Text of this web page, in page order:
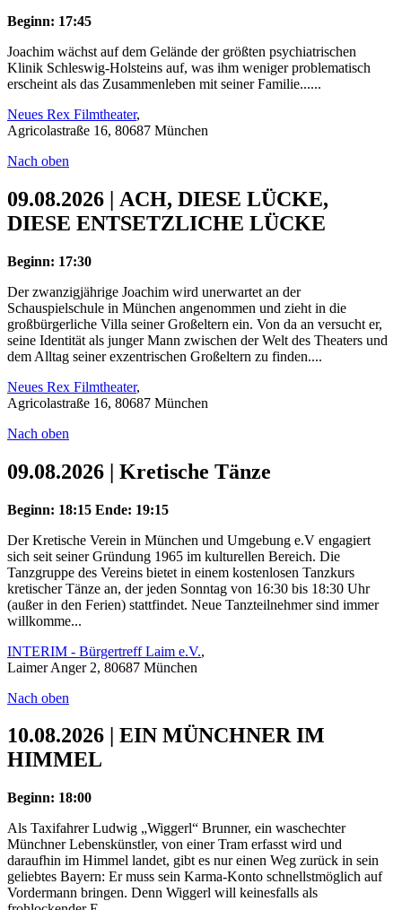
Beginn: 17:45
Joachim wächst auf dem Gelände der größten psychiatrischen
Klinik Schleswig-Holsteins auf, was ihm weniger problematisch
erscheint als das Zusammenleben mit seiner Familie......
Neues Rex Filmtheater,
Agricolastraße 16, 80687 München
Nach oben
09.08.2026 | ACH, DIESE LÜCKE,
DIESE ENTSETZLICHE LÜCKE
Beginn: 17:30
Der zwanzigjährige Joachim wird unerwartet an der
Schauspielschule in München angenommen und zieht in die
großbürgerliche Villa seiner Großeltern ein. Von da an versucht er,
seine Identität als junger Mann zwischen der Welt des Theaters und
dem Alltag seiner exzentrischen Großeltern zu finden....
Neues Rex Filmtheater,
Agricolastraße 16, 80687 München
Nach oben
09.08.2026 | Kretische Tänze
Beginn: 18:15 Ende: 19:15
Der Kretische Verein in München und Umgebung e.V engagiert
sich seit seiner Gründung 1965 im kulturellen Bereich. Die
Tanzgruppe des Vereins bietet in einem kostenlosen Tanzkurs
kretischer Tänze an, der jeden Sonntag von 16:30 bis 18:30 Uhr
(außer in den Ferien) stattfindet. Neue Tanzteilnehmer sind immer
willkomme...
INTERIM - Bürgertreff Laim e.V.,
Laimer Anger 2, 80687 München
Nach oben
10.08.2026 | EIN MÜNCHNER IM
HIMMEL
Beginn: 18:00
Als Taxifahrer Ludwig „Wiggerl“ Brunner, ein waschechter
Münchner Lebenskünstler, von einer Tram erfasst wird und
daraufhin im Himmel landet, gibt es nur einen Weg zurück in sein
geliebtes Bayern: Er muss sein Karma-Konto schnellstmöglich auf
Vordermann bringen. Denn Wiggerl will keinesfalls als